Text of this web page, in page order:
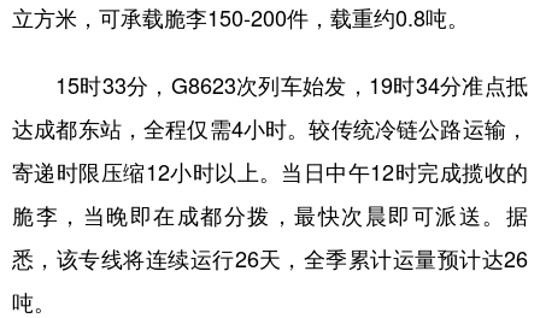
立方米，可承载脆李150-200件，载重约0.8吨。
15时33分，G8623次列车始发，19时34分准点抵
达成都东站，全程仅需4小时。较传统冷链公路运输，
寄递时限压缩12小时以上。当日中午12时完成揽收的
脆李，当晚即在成都分拨，最快次晨即可派送。据
悉，该专线将连续运行26天，全季累计运量预计达26
吨。